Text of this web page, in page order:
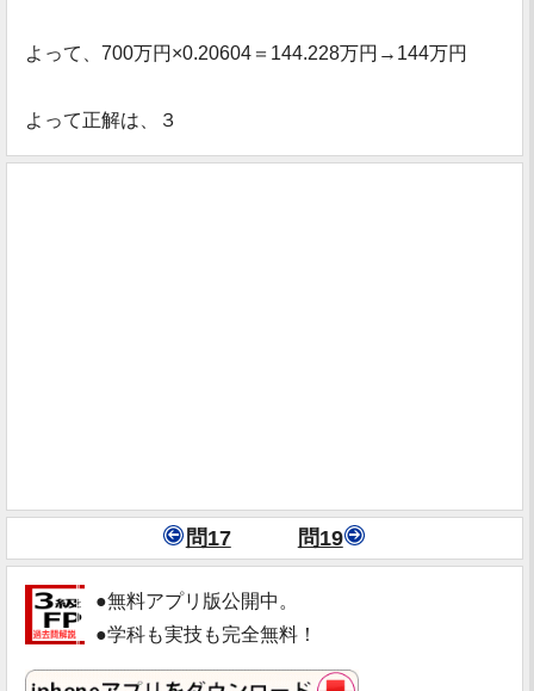
よって、700万円×0.20604＝144.228万円→144万円
よって正解は、３
問17 問19
●無料アプリ版公開中。
●学科も実技も完全無料！